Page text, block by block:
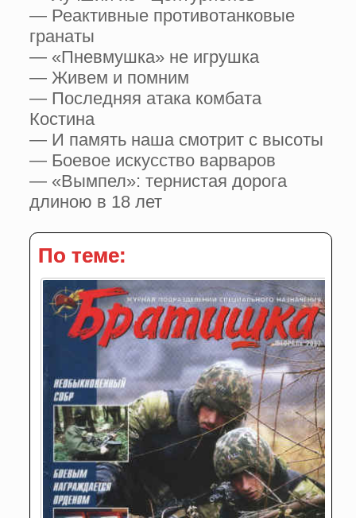
— Реактивные противотанковые
гранаты
— «Пневмушка» не игрушка
— Живем и помним
— Последняя атака комбата
Костина
— И память наша смотрит с высоты
— Боевое искусство варваров
— «Вымпел»: тернистая дорога
длиною в 18 лет
По теме: